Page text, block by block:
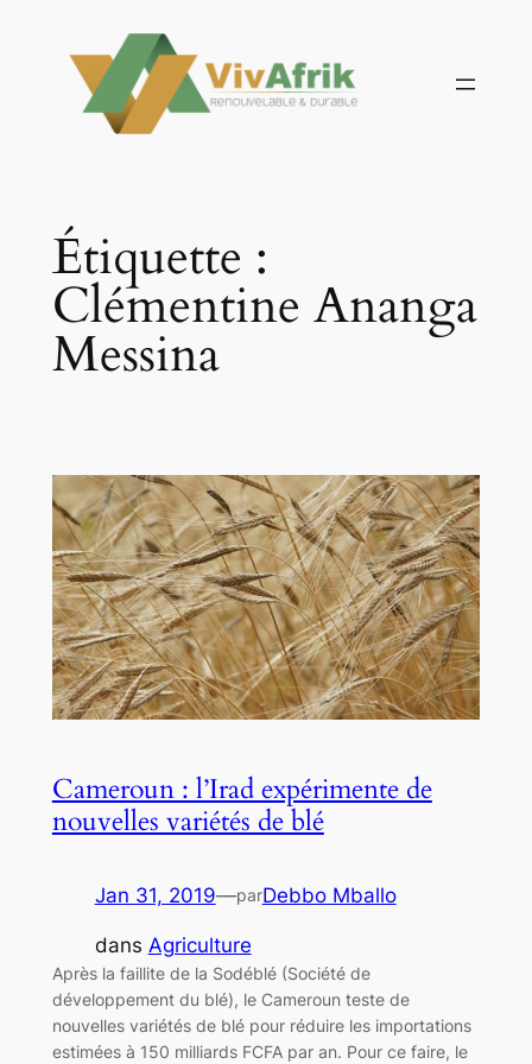
contenu
Étiquette :
Clémentine Ananga
Messina
Cameroun : l’Irad expérimente de
nouvelles variétés de blé
Jan 31, 2019—parDebbo Mballo
dans Agriculture
Après la faillite de la Sodéblé (Société de
développement du blé), le Cameroun teste de
nouvelles variétés de blé pour réduire les importations
estimées à 150 milliards FCFA par an. Pour ce faire, le